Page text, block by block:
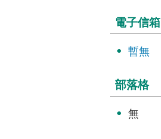
電子信箱
暫無
部落格
無